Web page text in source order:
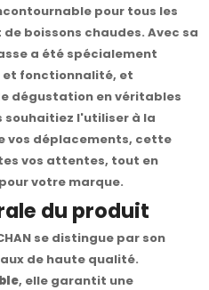
pour tous les
boissons chaudes. Avec sa
a été spécialement
et fonctionnalité, et
dégustation en véritables
souhaitiez l'utiliser à la
vos déplacements, cette
vos attentes, tout en
votre marque.
du produit
se distingue par son
de haute qualité.
, elle garantit une